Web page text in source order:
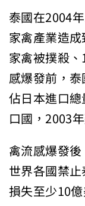
泰國在2004
家禽產業造
家禽被撲殺
感爆發前，
佔日本進口
口國，2003
禽流感爆發
世界各國禁
損失至少10